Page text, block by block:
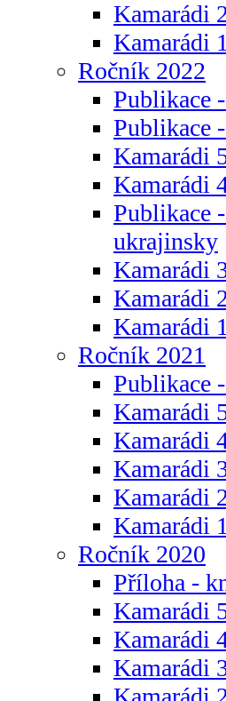
Kamarádi
Kamarádi
Ročník 2022
Publikace
Publikace
Kamarádi
Kamarádi
Publikace
ukrajinsky
Kamarádi
Kamarádi
Kamarádi
Ročník 2021
Publikace
Kamarádi
Kamarádi
Kamarádi
Kamarádi
Kamarádi
Ročník 2020
Příloha -
Kamarádi
Kamarádi
Kamarádi